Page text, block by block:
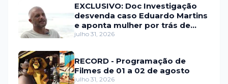
EXCLUSIVO: Doc Investigação
desvenda caso Eduardo Martins
e aponta mulher por trás de
fraude internacional
julho 31, 2026
RECORD - Programação de
Filmes de 01 a 02 de agosto
julho 31, 2026